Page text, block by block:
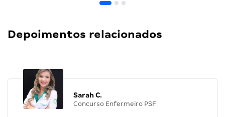
Depoimentos relacionados
Sarah C.
Concurso Enfermeiro PSF